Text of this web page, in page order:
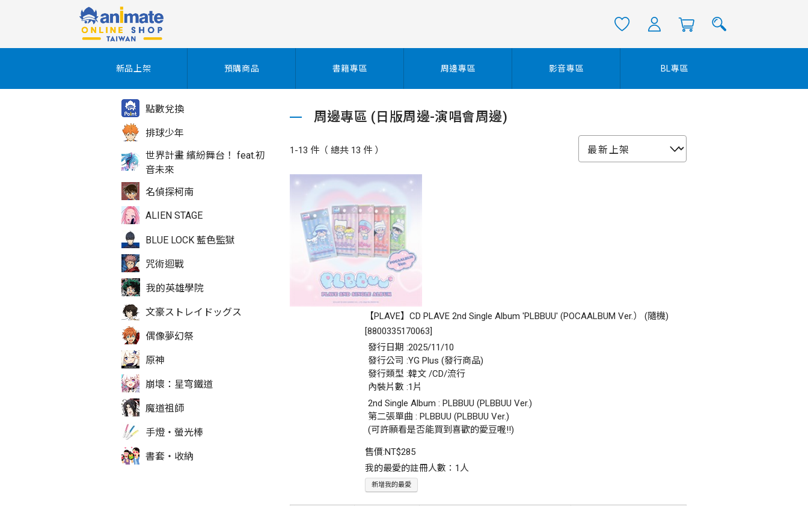
點數兌換
排球少年
世界計畫 繽紛舞台！ feat.初
音未來
名偵探柯南
ALIEN STAGE
BLUE LOCK 藍色監獄
咒術迴戰
我的英雄學院
文豪ストレイドッグス
偶像夢幻祭
原神
崩壞：星穹鐵道
魔道祖師
手燈‧螢光棒
書套‧收納
新品上架 預購商品 書籍專區 周邊專區 影音專區 BL專區
周邊專區 (日版周邊-演唱會周邊)
1-13 件（ 總共 13 件 ）
【PLAVE】CD PLAVE 2nd Single Album 'PLBBUU' (POCAALBUM Ver.） (隨機)
[8800335170063]
發行日期 :2025/11/10
發行公司 :YG Plus (發行商品)
發行類型 :韓文 /CD/流行
內裝片數 :1片
2nd Single Album : PLBBUU (PLBBUU Ver.)
第二張單曲 : PLBBUU (PLBBUU Ver.)
(可許願看是否能買到喜歡的愛豆喔!!)
售價:NT$285
我的最愛的註冊人數：1人
新增我的最愛